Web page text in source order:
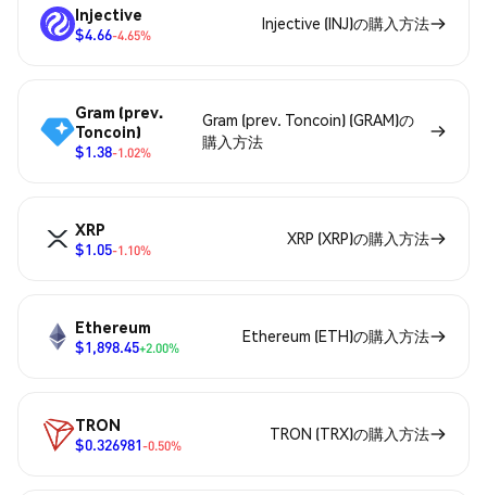
Injective
$4.66-4.65%
Injective (INJ)の購入方法
Gram (prev.
Toncoin)
$1.38-1.02%
Gram (prev. Toncoin) (GRAM)の
購入方法
XRP
$1.05-1.10%
XRP (XRP)の購入方法
Ethereum
$1,898.45+2.00%
Ethereum (ETH)の購入方法
TRON
$0.326981-0.50%
TRON (TRX)の購入方法